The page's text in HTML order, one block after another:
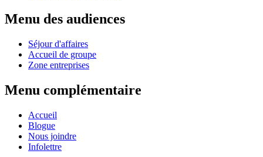
Menu des audiences
Séjour d'affaires
Accueil de groupe
Zone entreprises
Menu complémentaire
Accueil
Blogue
Nous joindre
Infolettre